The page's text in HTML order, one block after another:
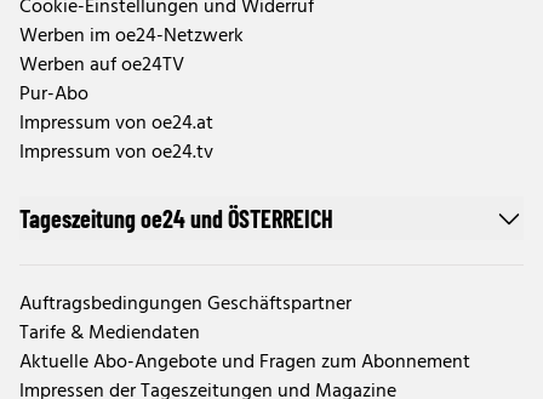
Cookie-Einstellungen und Widerruf
Werben im oe24-Netzwerk
Werben auf oe24TV
Pur-Abo
Impressum von oe24.at
Impressum von oe24.tv
Tageszeitung oe24 und ÖSTERREICH
Auftragsbedingungen Geschäftspartner
Tarife & Mediendaten
Aktuelle Abo-Angebote und Fragen zum Abonnement
Impressen der Tageszeitungen und Magazine